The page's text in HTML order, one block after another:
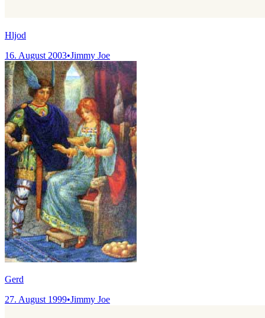
Hljod
16. August 2003•Jimmy Joe
Gerd
27. August 1999•Jimmy Joe